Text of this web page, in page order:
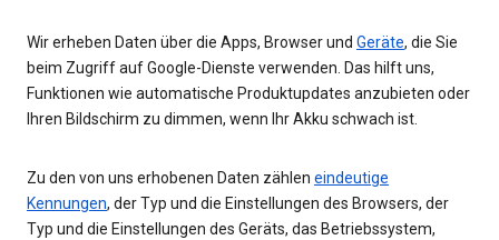
Wir erheben Daten über die Apps, Browser und Geräte, die Sie
beim Zugriff auf Google-Dienste verwenden. Das hilft uns,
Funktionen wie automatische Produktupdates anzubieten oder
Ihren Bildschirm zu dimmen, wenn Ihr Akku schwach ist.
Zu den von uns erhobenen Daten zählen eindeutige
Kennungen, der Typ und die Einstellungen des Browsers, der
Typ und die Einstellungen des Geräts, das Betriebssystem,